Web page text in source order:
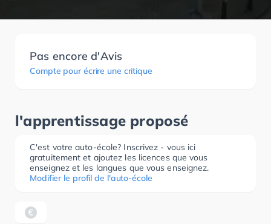
Pas encore d'Avis
Compte pour écrire une critique
l'apprentissage proposé
C'est votre auto-école? Inscrivez - vous ici
gratuitement et ajoutez les licences que vous
enseignez et les langues que vous enseignez.
Modifier le profil de l'auto-école